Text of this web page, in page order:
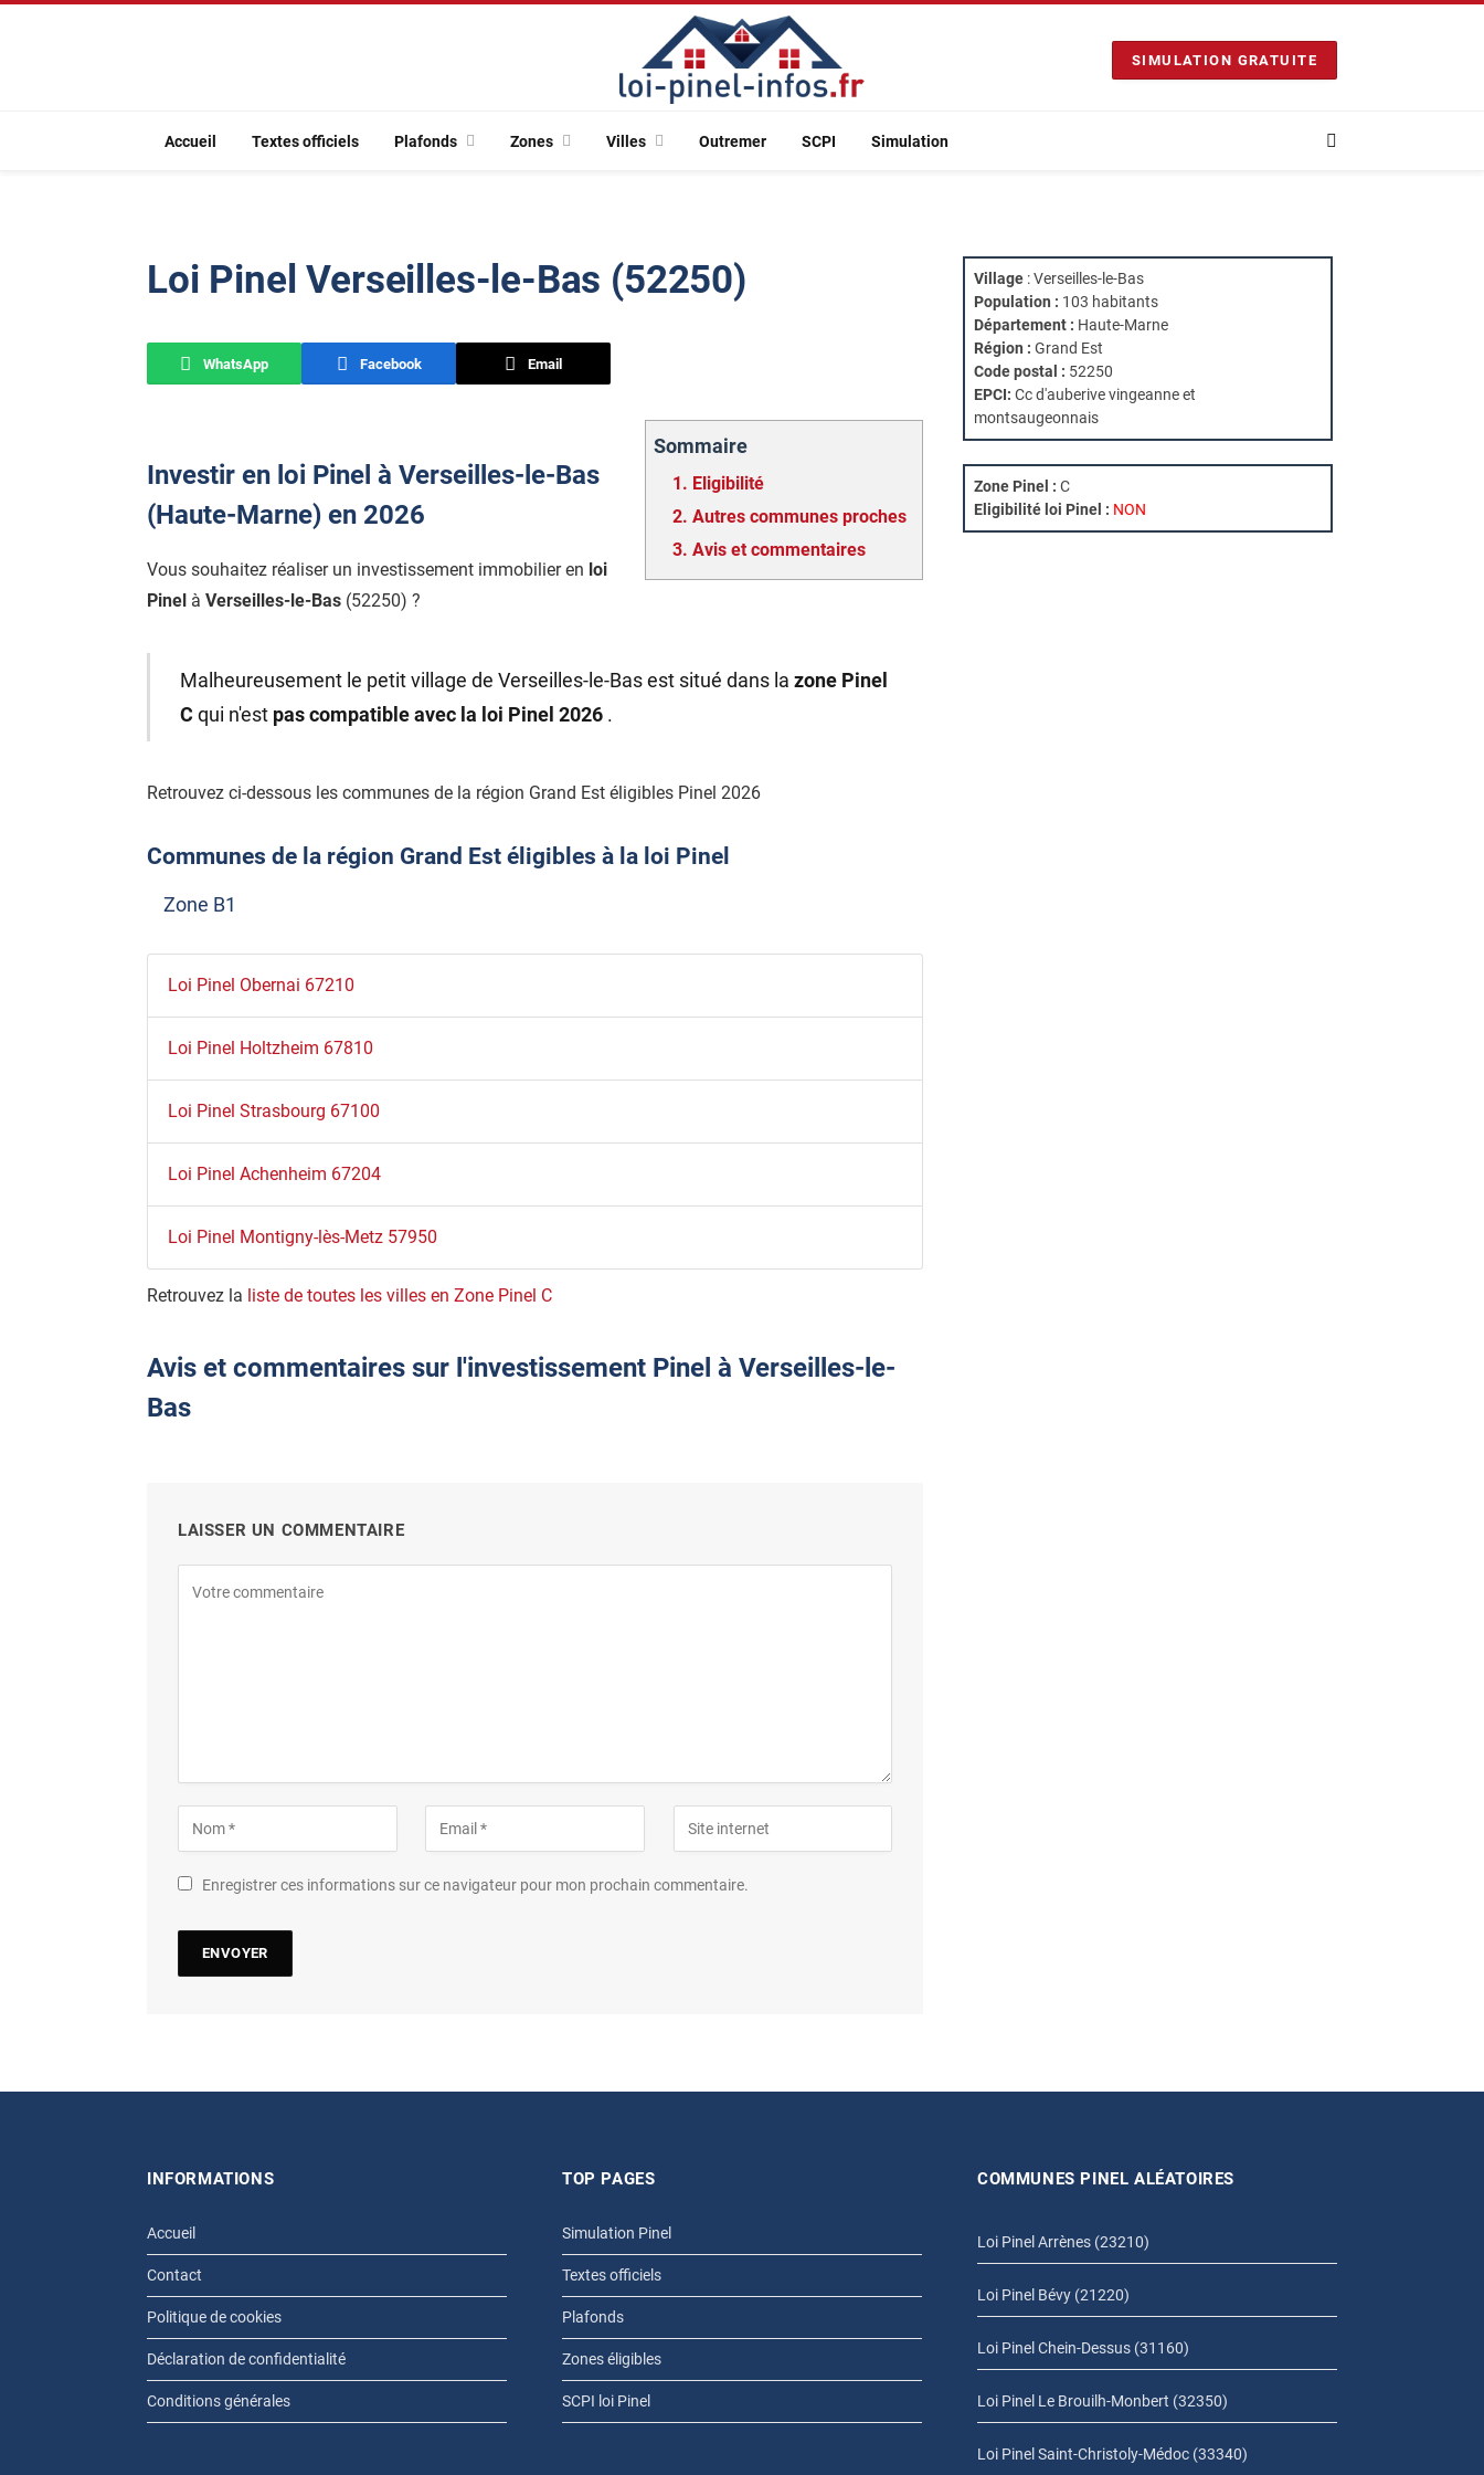
SIMULATION GRATUITE
Accueil Textes officiels Plafonds Zones Villes Outremer SCPI Simulation
Loi Pinel Verseilles-le-Bas (52250)
WhatsApp Facebook Email
Sommaire
1. Eligibilité
2. Autres communes proches
3. Avis et commentaires
Investir en loi Pinel à Verseilles-le-Bas
(Haute-Marne) en 2026
Vous souhaitez réaliser un investissement immobilier en loi
Pinel à Verseilles-le-Bas (52250) ?
Malheureusement le petit village de Verseilles-le-Bas est situé dans la zone Pinel
C qui n'est pas compatible avec la loi Pinel 2026 .
Retrouvez ci-dessous les communes de la région Grand Est éligibles Pinel 2026
Communes de la région Grand Est éligibles à la loi Pinel
Zone B1
Loi Pinel Obernai 67210
Loi Pinel Holtzheim 67810
Loi Pinel Strasbourg 67100
Loi Pinel Achenheim 67204
Loi Pinel Montigny-lès-Metz 57950
Retrouvez la liste de toutes les villes en Zone Pinel C
Avis et commentaires sur l'investissement Pinel à Verseilles-le-
Bas
LAISSER UN COMMENTAIRE
Enregistrer ces informations sur ce navigateur pour mon prochain commentaire.
Village : Verseilles-le-Bas
Population : 103 habitants
Département : Haute-Marne
Région : Grand Est
Code postal : 52250
EPCI: Cc d'auberive vingeanne et
montsaugeonnais
Zone Pinel : C
Eligibilité loi Pinel : NON
INFORMATIONS
Accueil
Contact
Politique de cookies
Déclaration de confidentialité
Conditions générales
TOP PAGES
Simulation Pinel
Textes officiels
Plafonds
Zones éligibles
SCPI loi Pinel
COMMUNES PINEL ALÉATOIRES
Loi Pinel Arrènes (23210)
Loi Pinel Bévy (21220)
Loi Pinel Chein-Dessus (31160)
Loi Pinel Le Brouilh-Monbert (32350)
Loi Pinel Saint-Christoly-Médoc (33340)